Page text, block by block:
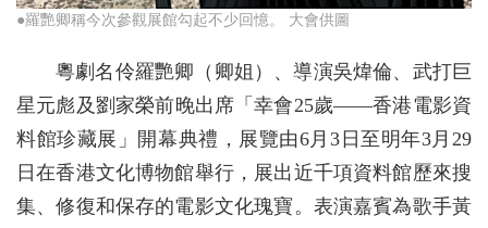
●羅艷卿稱今次參觀展館勾起不少回憶。 大會供圖
粵劇名伶羅艷卿（卿姐）、導演吳煒倫、武打巨
星元彪及劉家榮前晚出席「幸會25歲——香港電影資
料館珍藏展」開幕典禮，展覽由6月3日至明年3月29
日在香港文化博物館舉行，展出近千項資料館歷來搜
集、修復和保存的電影文化瑰寶。表演嘉賓為歌手黃